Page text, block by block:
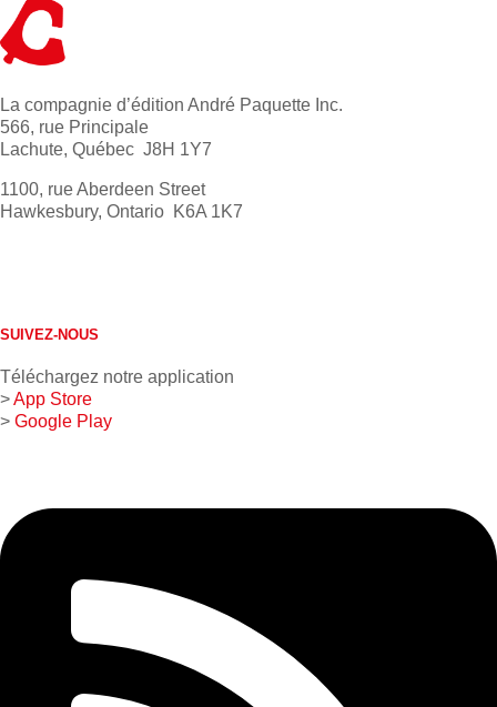
La compagnie d’édition André Paquette Inc.
566, rue Principale
Lachute, Québec J8H 1Y7
1100, rue Aberdeen Street
Hawkesbury, Ontario K6A 1K7
SUIVEZ-NOUS
Téléchargez notre application
>App Store
> Google Play